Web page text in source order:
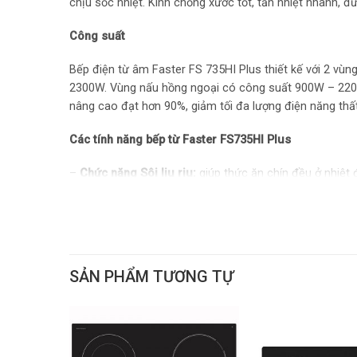
chịu sốc nhiệt. Kính chống xước tốt, tản nhiệt nhanh,
Công suất
Bếp điện từ âm Faster FS 735HI Plus thiết kế với 2
2300W. Vùng nấu hồng ngoại có công suất 900W –
nâng cao đạt hơn 90%, giảm tối đa lượng điện năng
Các tính năng bếp từ Faster FS735HI Plus
– Chức năng Sôi liu riu: giúp thức ăn chín đều ở nhiệt
: Có thể tạm
nước tràn đến khu vực bàn phím điều khiển, sau
giữ cho thức ăn luôn nóng và
phải lo lắng về việc thức ăn nguội đi hay cần phải đun lại.
SẢN PHẨM TƯƠNG TỰ